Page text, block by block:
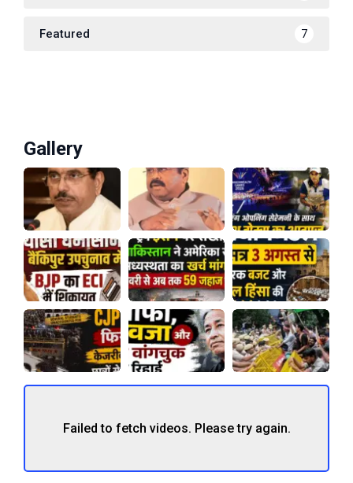
Featured 7
Gallery
Failed to fetch videos. Please try again.